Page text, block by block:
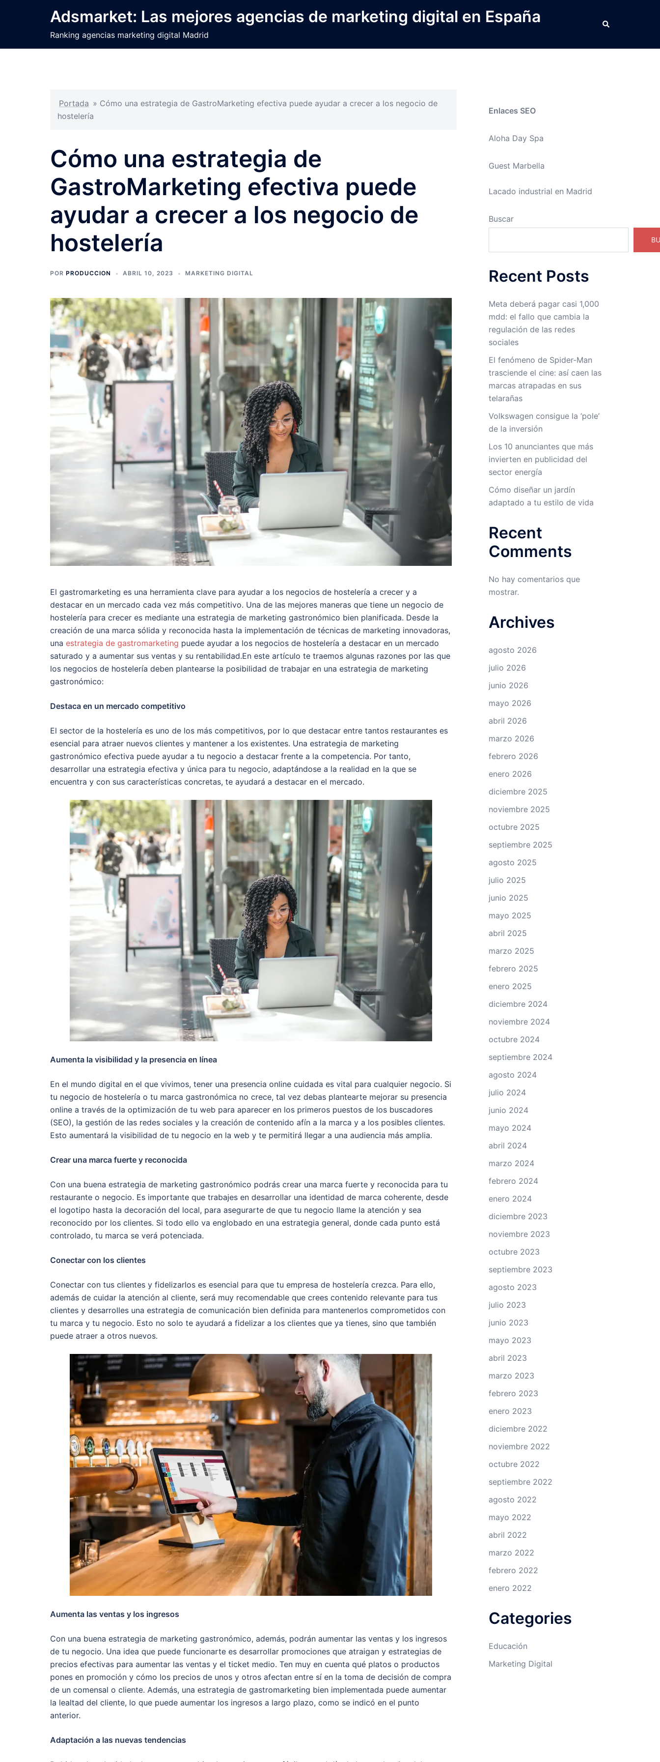
Adsmarket: Las mejores agencias de marketing digital en España
Ranking agencias marketing digital Madrid
Buscar
Portada » Cómo una estrategia de GastroMarketing efectiva puede ayudar a crecer a los negocio de
hostelería
Cómo una estrategia de
GastroMarketing efectiva puede
ayudar a crecer a los negocio de
hostelería
POR PRODUCCION ABRIL 10, 2023 MARKETING DIGITAL
El gastromarketing es una herramienta clave para ayudar a los negocios de hostelería a crecer y a
destacar en un mercado cada vez más competitivo. Una de las mejores maneras que tiene un negocio de
hostelería para crecer es mediante una estrategia de marketing gastronómico bien planificada. Desde la
creación de una marca sólida y reconocida hasta la implementación de técnicas de marketing innovadoras,
una estrategia de gastromarketing puede ayudar a los negocios de hostelería a destacar en un mercado
saturado y a aumentar sus ventas y su rentabilidad.En este artículo te traemos algunas razones por las que
los negocios de hostelería deben plantearse la posibilidad de trabajar en una estrategia de marketing
gastronómico:
Destaca en un mercado competitivo
El sector de la hostelería es uno de los más competitivos, por lo que destacar entre tantos restaurantes es
esencial para atraer nuevos clientes y mantener a los existentes. Una estrategia de marketing
gastronómico efectiva puede ayudar a tu negocio a destacar frente a la competencia. Por tanto,
desarrollar una estrategia efectiva y única para tu negocio, adaptándose a la realidad en la que se
encuentra y con sus características concretas, te ayudará a destacar en el mercado.
Aumenta la visibilidad y la presencia en línea
En el mundo digital en el que vivimos, tener una presencia online cuidada es vital para cualquier negocio. Si
tu negocio de hostelería o tu marca gastronómica no crece, tal vez debas plantearte mejorar su presencia
online a través de la optimización de tu web para aparecer en los primeros puestos de los buscadores
(SEO), la gestión de las redes sociales y la creación de contenido afín a la marca y a los posibles clientes.
Esto aumentará la visibilidad de tu negocio en la web y te permitirá llegar a una audiencia más amplia.
Crear una marca fuerte y reconocida
Con una buena estrategia de marketing gastronómico podrás crear una marca fuerte y reconocida para tu
restaurante o negocio. Es importante que trabajes en desarrollar una identidad de marca coherente, desde
el logotipo hasta la decoración del local, para asegurarte de que tu negocio llame la atención y sea
reconocido por los clientes. Si todo ello va englobado en una estrategia general, donde cada punto está
controlado, tu marca se verá potenciada.
Conectar con los clientes
Conectar con tus clientes y fidelizarlos es esencial para que tu empresa de hostelería crezca. Para ello,
además de cuidar la atención al cliente, será muy recomendable que crees contenido relevante para tus
clientes y desarrolles una estrategia de comunicación bien definida para mantenerlos comprometidos con
tu marca y tu negocio. Esto no solo te ayudará a fidelizar a los clientes que ya tienes, sino que también
puede atraer a otros nuevos.
Aumenta las ventas y los ingresos
Con una buena estrategia de marketing gastronómico, además, podrán aumentar las ventas y los ingresos
de tu negocio. Una idea que puede funcionarte es desarrollar promociones que atraigan y estrategias de
precios efectivas para aumentar las ventas y el ticket medio. Ten muy en cuenta qué platos o productos
pones en promoción y cómo los precios de unos y otros afectan entre sí en la toma de decisión de compra
de un comensal o cliente. Además, una estrategia de gastromarketing bien implementada puede aumentar
la lealtad del cliente, lo que puede aumentar los ingresos a largo plazo, como se indicó en el punto
anterior.
Adaptación a las nuevas tendencias
Enlaces SEO
Aloha Day Spa
Guest Marbella
Lacado industrial en Madrid
Buscar
Recent Posts
Meta deberá pagar casi 1,000
mdd: el fallo que cambia la
regulación de las redes
sociales
El fenómeno de Spider-Man
trasciende el cine: así caen las
marcas atrapadas en sus
telarañas
Volkswagen consigue la ‘pole’
de la inversión
Los 10 anunciantes que más
invierten en publicidad del
sector energía
Cómo diseñar un jardín
adaptado a tu estilo de vida
Recent
Comments
No hay comentarios que
mostrar.
Archives
agosto 2026
julio 2026
junio 2026
mayo 2026
abril 2026
marzo 2026
febrero 2026
enero 2026
diciembre 2025
noviembre 2025
octubre 2025
septiembre 2025
agosto 2025
julio 2025
junio 2025
mayo 2025
abril 2025
marzo 2025
febrero 2025
enero 2025
diciembre 2024
noviembre 2024
octubre 2024
septiembre 2024
agosto 2024
julio 2024
junio 2024
mayo 2024
abril 2024
marzo 2024
febrero 2024
enero 2024
diciembre 2023
noviembre 2023
octubre 2023
septiembre 2023
agosto 2023
julio 2023
junio 2023
mayo 2023
abril 2023
marzo 2023
febrero 2023
enero 2023
diciembre 2022
noviembre 2022
octubre 2022
septiembre 2022
agosto 2022
mayo 2022
abril 2022
marzo 2022
febrero 2022
enero 2022
Categories
Educación
Marketing Digital